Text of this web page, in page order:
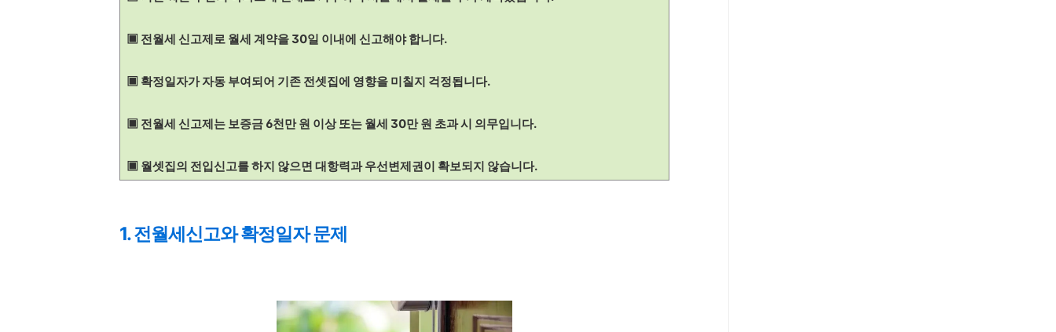
▣ 전월세 신고제로 월세 계약을 30일 이내에 신고해야 합니다.
▣ 확정일자가 자동 부여되어 기존 전셋집에 영향을 미칠지 걱정됩니다.
▣ 전월세 신고제는 보증금 6천만 원 이상 또는 월세 30만 원 초과 시 의무입니다.
▣ 월셋집의 전입신고를 하지 않으면 대항력과 우선변제권이 확보되지 않습니다.
1. 전월세신고와 확정일자 문제